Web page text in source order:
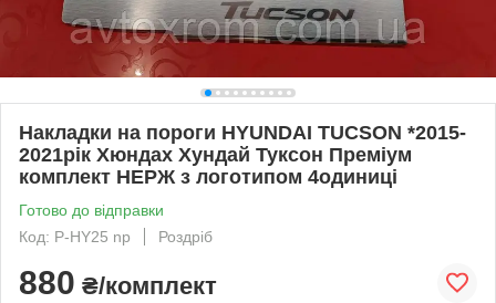
Накладки на пороги HYUNDAI TUCSON *2015-
2021рік Хюндах Хундай Туксон Преміум
комплект НЕРЖ з логотипом 4одиниці
Готово до відправки
Код: P-HY25 np
Роздріб
880 ₴/комплект